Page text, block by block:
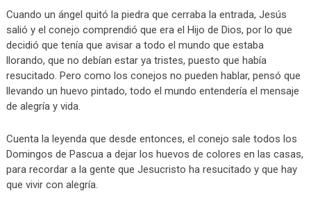
Cuando un ángel quitó la piedra que cerraba la entrada, Jesús
salió y el conejo comprendió que era el Hijo de Dios, por lo que
decidió que tenía que avisar a todo el mundo que estaba
llorando, que no debían estar ya tristes, puesto que había
resucitado. Pero como los conejos no pueden hablar, pensó que
llevando un huevo pintado, todo el mundo entendería el mensaje
de alegría y vida.
Cuenta la leyenda que desde entonces, el conejo sale todos los
Domingos de Pascua a dejar los huevos de colores en las casas,
para recordar a la gente que Jesucristo ha resucitado y que hay
que vivir con alegría.